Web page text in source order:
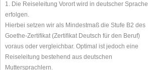
1. Die Reiseleitung Vorort wird in deutscher Sprache
erfolgen.
Hierbei setzen wir als Mindestmaß die Stufe B2 des
Goethe-Zertifikat (Zertifikat Deutsch für den Beruf)
voraus oder vergleichbar. Optimal ist jedoch eine
Reiseleitung bestehend aus deutschen
Muttersprachlern.